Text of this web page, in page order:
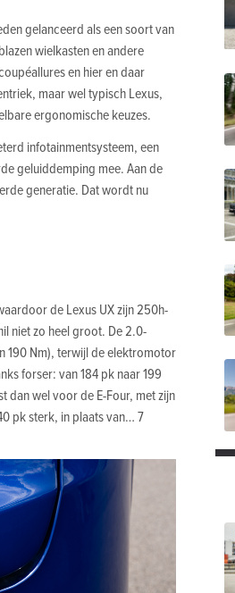
gelanceerd als een soort van
wielkasten en andere
en hier en daar
maar wel typisch Lexus,
ergonomische keuzes.
infotainmentsysteem, een
geluiddemping mee. Aan de
generatie. Dat wordt nu
de Lexus UX zijn 250h-
niet zo heel groot. De 2.0-
190 Nm), terwijl de elektromotor
forser: van 184 pk naar 199
wel voor de E-Four, met zijn
pk sterk, in plaats van… 7